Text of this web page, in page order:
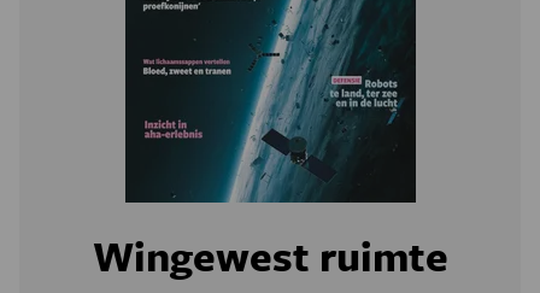
Wingewest ruimte